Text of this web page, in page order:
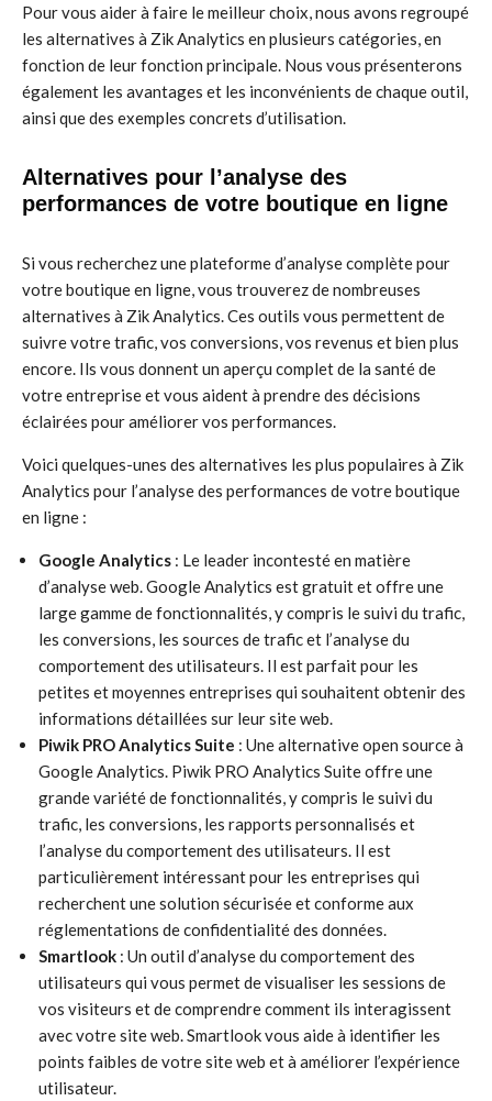
Pour vous aider à faire le meilleur choix, nous avons regroupé
les alternatives à Zik Analytics en plusieurs catégories, en
fonction de leur fonction principale. Nous vous présenterons
également les avantages et les inconvénients de chaque outil,
ainsi que des exemples concrets d’utilisation.
Alternatives pour l’analyse des
performances de votre boutique en ligne
Si vous recherchez une plateforme d’analyse complète pour
votre boutique en ligne, vous trouverez de nombreuses
alternatives à Zik Analytics. Ces outils vous permettent de
suivre votre trafic, vos conversions, vos revenus et bien plus
encore. Ils vous donnent un aperçu complet de la santé de
votre entreprise et vous aident à prendre des décisions
éclairées pour améliorer vos performances.
Voici quelques-unes des alternatives les plus populaires à Zik
Analytics pour l’analyse des performances de votre boutique
en ligne :
Google Analytics : Le leader incontesté en matière
d’analyse web. Google Analytics est gratuit et offre une
large gamme de fonctionnalités, y compris le suivi du trafic,
les conversions, les sources de trafic et l’analyse du
comportement des utilisateurs. Il est parfait pour les
petites et moyennes entreprises qui souhaitent obtenir des
informations détaillées sur leur site web.
Piwik PRO Analytics Suite : Une alternative open source à
Google Analytics. Piwik PRO Analytics Suite offre une
grande variété de fonctionnalités, y compris le suivi du
trafic, les conversions, les rapports personnalisés et
l’analyse du comportement des utilisateurs. Il est
particulièrement intéressant pour les entreprises qui
recherchent une solution sécurisée et conforme aux
réglementations de confidentialité des données.
Smartlook : Un outil d’analyse du comportement des
utilisateurs qui vous permet de visualiser les sessions de
vos visiteurs et de comprendre comment ils interagissent
avec votre site web. Smartlook vous aide à identifier les
points faibles de votre site web et à améliorer l’expérience
utilisateur.